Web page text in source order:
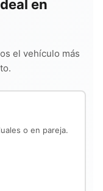
en
el vehículo más
o en pareja.